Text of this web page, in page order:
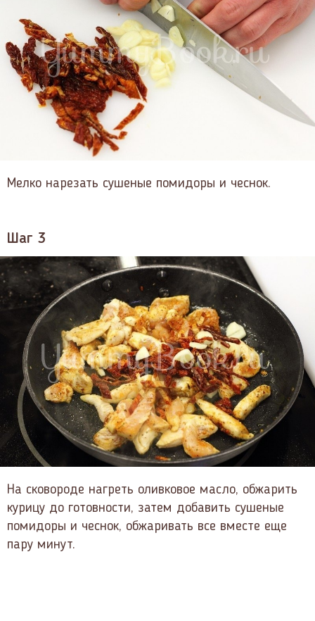
Мелко нарезать сушеные помидоры и чеснок.
Шаг 3
На сковороде нагреть оливковое масло, обжарить
курицу до готовности, затем добавить сушеные
помидоры и чеснок, обжаривать все вместе еще
пару минут.